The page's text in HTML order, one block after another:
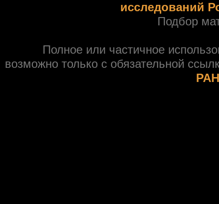
исследований
Подбор
Полное или частичное
возможно только с обязательной